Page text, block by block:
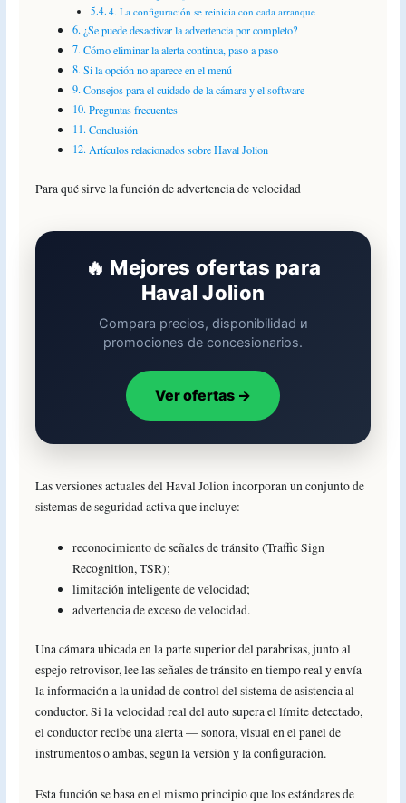
4. La configuración se reinicia con cada arranque
¿Se puede desactivar la advertencia por completo?
Cómo eliminar la alerta continua, paso a paso
Si la opción no aparece en el menú
Consejos para el cuidado de la cámara y el software
Preguntas frecuentes
Conclusión
Artículos relacionados sobre Haval Jolion
Para qué sirve la función de advertencia de velocidad
🔥 Mejores ofertas para
Haval Jolion
Compara precios, disponibilidad и
promociones de concesionarios.
Ver ofertas →
Las versiones actuales del Haval Jolion incorporan un conjunto de
sistemas de seguridad activa que incluye:
reconocimiento de señales de tránsito (Traffic Sign
Recognition, TSR);
limitación inteligente de velocidad;
advertencia de exceso de velocidad.
Una cámara ubicada en la parte superior del parabrisas, junto al
espejo retrovisor, lee las señales de tránsito en tiempo real y envía
la información a la unidad de control del sistema de asistencia al
conductor. Si la velocidad real del auto supera el límite detectado,
el conductor recibe una alerta — sonora, visual en el panel de
instrumentos o ambas, según la versión y la configuración.
Esta función se basa en el mismo principio que los estándares de